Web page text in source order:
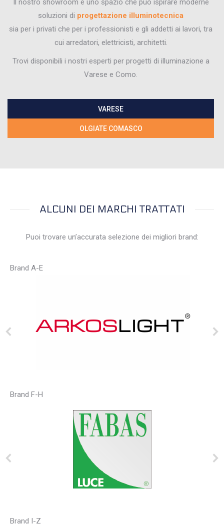
Il nostro showroom è uno spazio che può ispirare moderne
soluzioni di progettazione illuminotecnica
sia per i privati che per i professionisti e gli addetti ai lavori, tra
cui arredatori, elettricisti, architetti.
Trovi disponibili i nostri esperti per progetti di illuminazione a
Varese e Como.
VARESE
OLGIATE COMASCO
ALCUNI DEI MARCHI TRATTATI
Puoi trovare un’accurata selezione dei migliori brand:
Brand A-E
Brand F-H
Brand I-Z